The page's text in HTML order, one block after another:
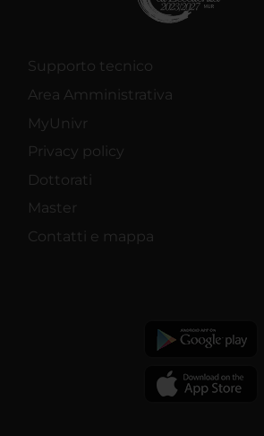
Supporto tecnico
Area Amministrativa
MyUnivr
Privacy policy
Dottorati
Master
Contatti e mappa